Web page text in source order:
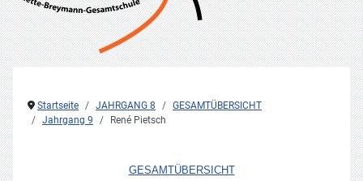
Startseite JAHRGANG 8
GESAMTÜBERSICHT
Jahrgang 9
René Pietsch
GESAMTÜBERSICHT